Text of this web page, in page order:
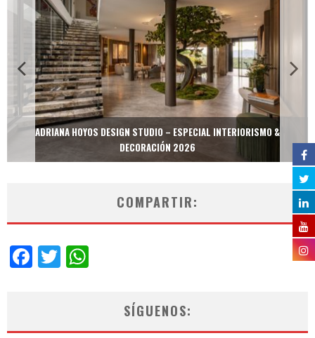
ADRIANA HOYOS DESIGN STUDIO – ESPECIAL INTERIORISMO &
DECORACIÓN 2026
COMPARTIR:
Facebook
Twitter
SÍGUENOS: